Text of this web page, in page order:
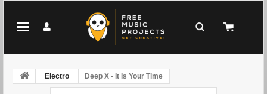
Electro Deep X - It Is Your Time